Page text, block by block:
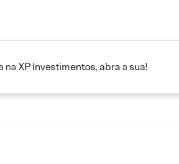
XP Investimentos, abra a sua!